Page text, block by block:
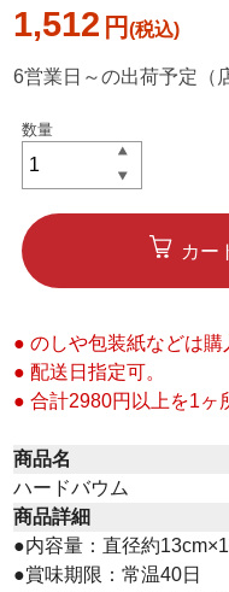
1,512 円
6営業日～の出荷予定（
カー
● のしや包装紙などは購
● 配送日指定可。
● 合計2980円以上を1ヶ
商品名
ハードバウム
商品詳細
●内容量：直径約
●賞味期限：常温40日